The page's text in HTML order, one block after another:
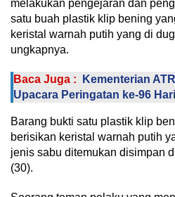
melakukan pengejaran dan
satu buah plastik klip bening
keristal warnah putih yang di
ungkapnya.
Baca Juga :
Kementerian
Upacara Peringatan ke-96
Barang bukti satu plastik klip
berisikan keristal warnah putih
jenis sabu ditemukan disimpan
(30).